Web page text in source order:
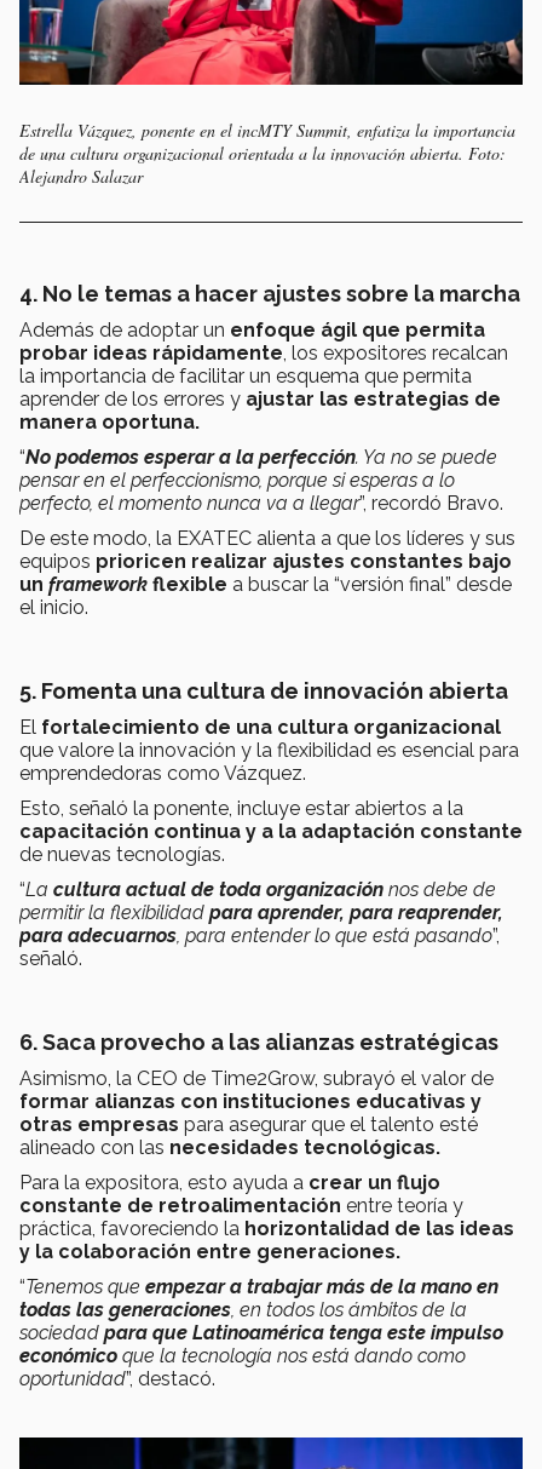
Estrella Vázquez, ponente en el incMTY Summit, enfatiza la importancia
de una cultura organizacional orientada a la innovación abierta. Foto:
Alejandro Salazar
4. No le temas a hacer ajustes sobre la marcha
Además de adoptar un enfoque ágil que permita
probar ideas rápidamente , los expositores recalcan
la importancia de facilitar un esquema que permita
aprender de los errores y ajustar las estrategias de
manera oportuna.
“No podemos esperar a la perfección. Ya no se puede
pensar en el perfeccionismo, porque si esperas a lo
perfecto, el momento nunca va a llegar”, recordó Bravo.
De este modo, la EXATEC alienta a que los líderes y sus
equipos prioricen realizar ajustes constantes bajo
un framework flexible a buscar la “versión final” desde
el inicio.
5. Fomenta una cultura de innovación abierta
El fortalecimiento de una cultura organizacional
que valore la innovación y la flexibilidad es esencial para
emprendedoras como Vázquez.
Esto, señaló la ponente, incluye estar abiertos a la
capacitación continua y a la adaptación constante
de nuevas tecnologías.
“La cultura actual de toda organización nos debe de
permitir la flexibilidad para aprender, para reaprender,
para adecuarnos , para entender lo que está pasando”,
señaló.
6. Saca provecho a las alianzas estratégicas
Asimismo, la CEO de Time2Grow, subrayó el valor de
formar alianzas con instituciones educativas y
otras empresas para asegurar que el talento esté
alineado con las necesidades tecnológicas.
Para la expositora, esto ayuda a crear un flujo
constante de retroalimentación entre teoría y
práctica, favoreciendo la horizontalidad de las ideas
y la colaboración entre generaciones.
“Tenemos que empezar a trabajar más de la mano en
todas las generaciones , en todos los ámbitos de la
sociedad para que Latinoamérica tenga este impulso
económico que la tecnología nos está dando como
oportunidad”, destacó.